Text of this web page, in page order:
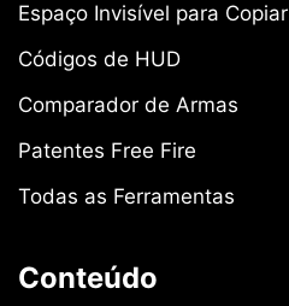
Espaço Invisível para Copiar
Códigos de HUD
Comparador de Armas
Patentes Free Fire
Todas as Ferramentas
Conteúdo